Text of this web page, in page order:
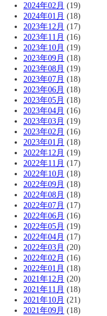
2024年02月 (19)
2024年01月 (18)
2023年12月 (17)
2023年11月 (16)
2023年10月 (19)
2023年09月 (18)
2023年08月 (19)
2023年07月 (18)
2023年06月 (18)
2023年05月 (18)
2023年04月 (16)
2023年03月 (19)
2023年02月 (16)
2023年01月 (18)
2022年12月 (19)
2022年11月 (17)
2022年10月 (18)
2022年09月 (18)
2022年08月 (18)
2022年07月 (17)
2022年06月 (16)
2022年05月 (19)
2022年04月 (17)
2022年03月 (20)
2022年02月 (16)
2022年01月 (18)
2021年12月 (20)
2021年11月 (18)
2021年10月 (21)
2021年09月 (18)